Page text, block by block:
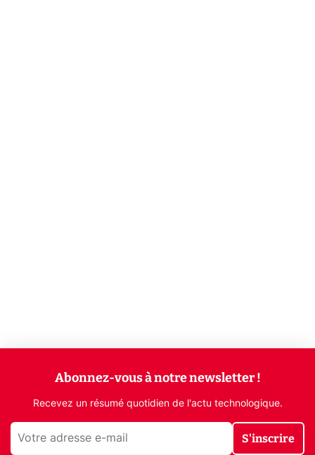
Abonnez-vous à notre newsletter !
Recevez un résumé quotidien de l'actu technologique.
S'inscrire